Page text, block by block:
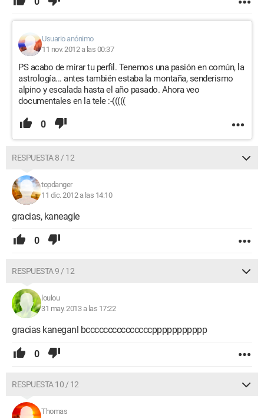
Usuario anónimo
11 nov. 2012 a las 00:37
PS acabo de mirar tu perfil. Tenemos una pasión en común, la
astrología... antes también estaba la montaña, senderismo
alpino y escalada hasta el año pasado. Ahora veo
documentales en la tele :-(((((
0
RESPUESTA 8 / 12
topdanger
11 dic. 2012 a las 14:10
gracias, kaneagle
0
RESPUESTA 9 / 12
loulou
31 may. 2013 a las 17:22
gracias kaneganl bcccccccccccccccppppppppppp
0
RESPUESTA 10 / 12
Thomas